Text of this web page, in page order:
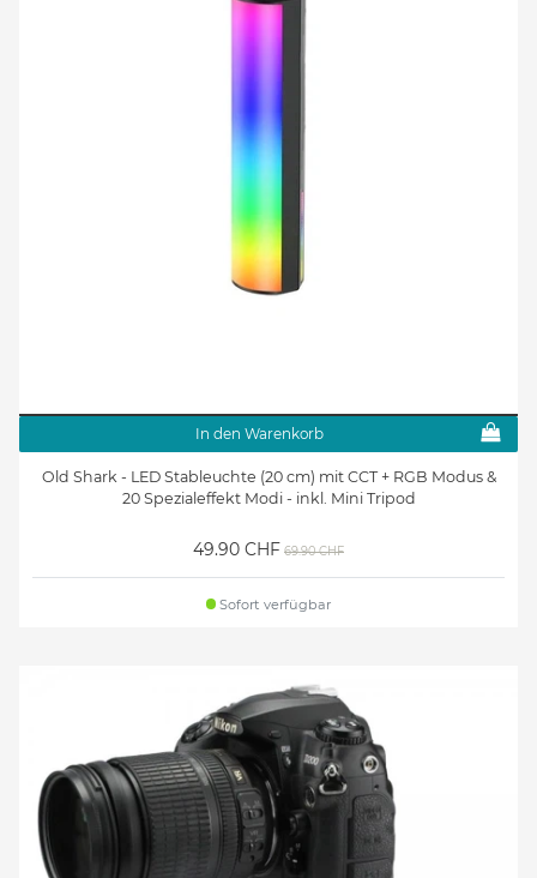
In den Warenkorb
Old Shark - LED Stableuchte (20 cm) mit CCT + RGB Modus &
20 Spezialeffekt Modi - inkl. Mini Tripod
49.90 CHF 69.90 CHF
Sofort verfügbar